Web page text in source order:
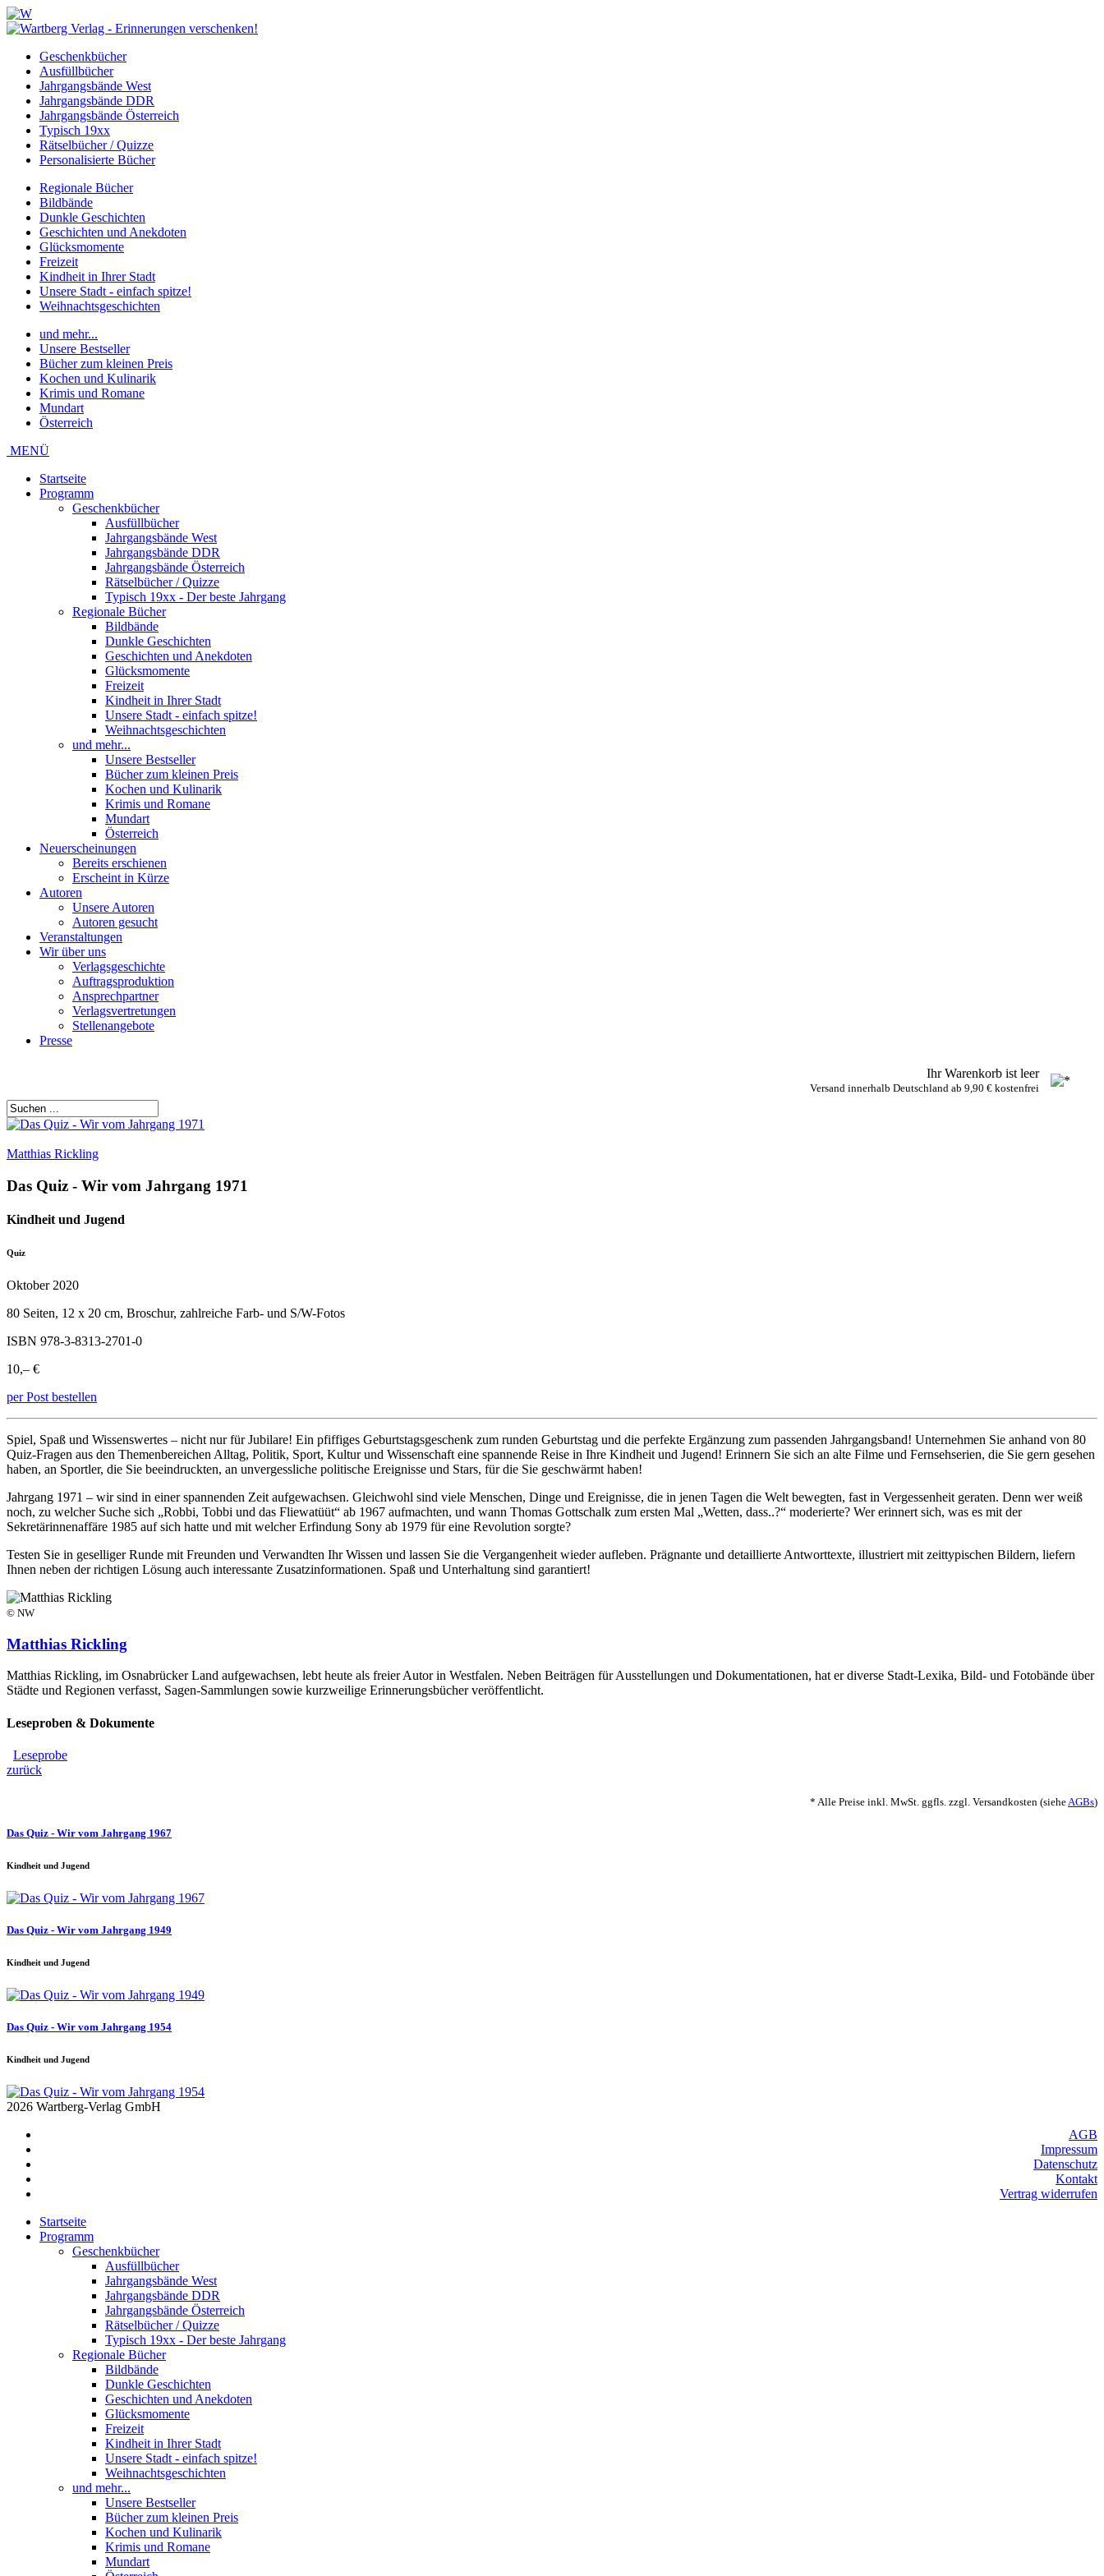
Geschenkbücher
Ausfüllbücher
Jahrgangsbände West
Jahrgangsbände DDR
Jahrgangsbände Österreich
Typisch 19xx
Rätselbücher / Quizze
Personalisierte Bücher
Regionale Bücher
Bildbände
Dunkle Geschichten
Geschichten und Anekdoten
Glücksmomente
Freizeit
Kindheit in Ihrer Stadt
Unsere Stadt - einfach spitze!
Weihnachtsgeschichten
und mehr...
Unsere Bestseller
Bücher zum kleinen Preis
Kochen und Kulinarik
Krimis und Romane
Mundart
Österreich
MENÜ
Startseite
Programm
Geschenkbücher
Ausfüllbücher
Jahrgangsbände West
Jahrgangsbände DDR
Jahrgangsbände Österreich
Rätselbücher / Quizze
Typisch 19xx - Der beste Jahrgang
Regionale Bücher
Bildbände
Dunkle Geschichten
Geschichten und Anekdoten
Glücksmomente
Freizeit
Kindheit in Ihrer Stadt
Unsere Stadt - einfach spitze!
Weihnachtsgeschichten
und mehr...
Unsere Bestseller
Bücher zum kleinen Preis
Kochen und Kulinarik
Krimis und Romane
Mundart
Österreich
Neuerscheinungen
Bereits erschienen
Erscheint in Kürze
Autoren
Unsere Autoren
Autoren gesucht
Veranstaltungen
Wir über uns
Verlagsgeschichte
Auftragsproduktion
Ansprechpartner
Verlagsvertretungen
Stellenangebote
Presse
Ihr Warenkorb ist leer
Versand innerhalb Deutschland ab 9,90 € kostenfrei
Matthias Rickling
Das Quiz - Wir vom Jahrgang 1971
Kindheit und Jugend
Quiz
Oktober 2020
80 Seiten, 12 x 20 cm, Broschur, zahlreiche Farb- und S/W-Fotos
ISBN 978-3-8313-2701-0
10,– €
per Post bestellen
Spiel, Spaß und Wissenswertes – nicht nur für Jubilare! Ein pfiffiges Geburtstagsgeschenk zum runden Geburtstag und die perfekte Ergänzung zum passenden Jahrgangsband! Unternehmen Sie anhand von 80
Quiz-Fragen aus den Themenbereichen Alltag, Politik, Sport, Kultur und Wissenschaft eine spannende Reise in Ihre Kindheit und Jugend! Erinnern Sie sich an alte Filme und Fernsehserien, die Sie gern gesehen
haben, an Sportler, die Sie beeindruckten, an unvergessliche politische Ereignisse und Stars, für die Sie geschwärmt haben!
Jahrgang 1971 – wir sind in einer spannenden Zeit aufgewachsen. Gleichwohl sind viele Menschen, Dinge und Ereignisse, die in jenen Tagen die Welt bewegten, fast in Vergessenheit geraten. Denn wer weiß
noch, zu welcher Suche sich „Robbi, Tobbi und das Fliewatüüt“ ab 1967 aufmachten, und wann Thomas Gottschalk zum ersten Mal „Wetten, dass..?“ moderierte? Wer erinnert sich, was es mit der
Sekretärinnenaffäre 1985 auf sich hatte und mit welcher Erfindung Sony ab 1979 für eine Revolution sorgte?
Testen Sie in geselliger Runde mit Freunden und Verwandten Ihr Wissen und lassen Sie die Vergangenheit wieder aufleben. Prägnante und detaillierte Antworttexte, illustriert mit zeittypischen Bildern, liefern
Ihnen neben der richtigen Lösung auch interessante Zusatzinformationen. Spaß und Unterhaltung sind garantiert!
© NW
Matthias Rickling
Matthias Rickling, im Osnabrücker Land aufgewachsen, lebt heute als freier Autor in Westfalen. Neben Beiträgen für Ausstellungen und Dokumentationen, hat er diverse Stadt-Lexika, Bild- und Fotobände über
Städte und Regionen verfasst, Sagen-Sammlungen sowie kurzweilige Erinnerungsbücher veröffentlicht.
Leseproben & Dokumente
Leseprobe
zurück
* Alle Preise inkl. MwSt. ggfls. zzgl. Versandkosten (siehe AGBs)
Das Quiz - Wir vom Jahrgang 1967
Kindheit und Jugend
Das Quiz - Wir vom Jahrgang 1949
Kindheit und Jugend
Das Quiz - Wir vom Jahrgang 1954
Kindheit und Jugend
2026 Wartberg-Verlag GmbH
AGB
Impressum
Datenschutz
Kontakt
Vertrag widerrufen
Startseite
Programm
Geschenkbücher
Ausfüllbücher
Jahrgangsbände West
Jahrgangsbände DDR
Jahrgangsbände Österreich
Rätselbücher / Quizze
Typisch 19xx - Der beste Jahrgang
Regionale Bücher
Bildbände
Dunkle Geschichten
Geschichten und Anekdoten
Glücksmomente
Freizeit
Kindheit in Ihrer Stadt
Unsere Stadt - einfach spitze!
Weihnachtsgeschichten
und mehr...
Unsere Bestseller
Bücher zum kleinen Preis
Kochen und Kulinarik
Krimis und Romane
Mundart